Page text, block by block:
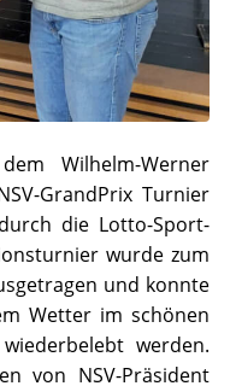
Wilhelm-Werner
GrandPrix Turnier
die Lotto-Sport-
wurde zum
und konnte
Wetter im schönen
werden.
von NSV-Präsident